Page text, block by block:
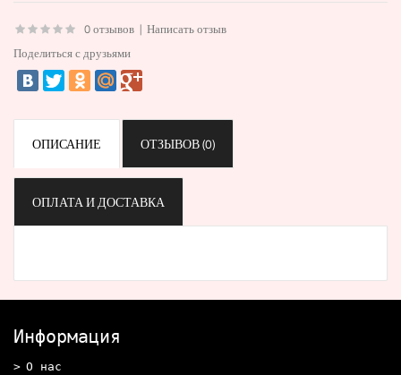
0 отзывов
Написать отзыв
Поделиться с друзьями
ОПИСАНИЕ ОТЗЫВОВ (0)
ОПЛАТА И ДОСТАВКА
Информация
О нас